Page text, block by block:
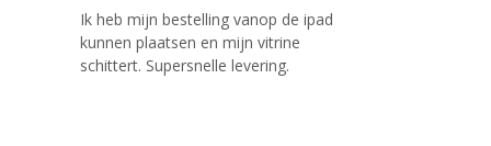
Ik heb mijn bestelling vanop de ipad
kunnen plaatsen en mijn vitrine
schittert. Supersnelle levering.